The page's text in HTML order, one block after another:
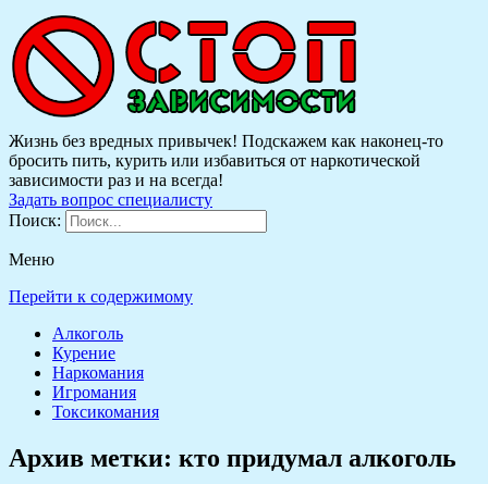
Жизнь без вредных привычек! Подскажем как наконец-то
бросить пить, курить или избавиться от наркотической
зависимости раз и на всегда!
Задать вопрос специалисту
Поиск:
Меню
Перейти к содержимому
Алкоголь
Курение
Наркомания
Игромания
Токсикомания
Архив метки: кто придумал алкоголь